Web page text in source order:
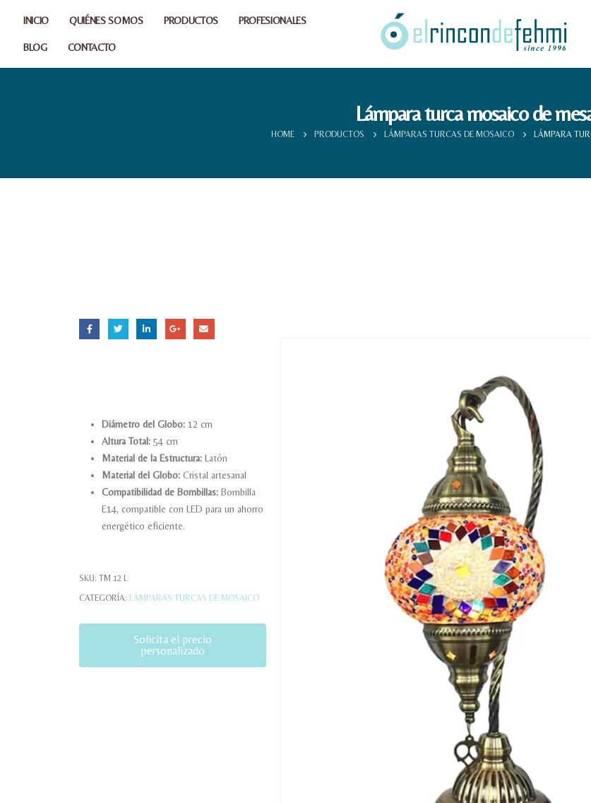
INICIO QUIÉNES SOMOS PRODUCTOS PROFESIONALES
BLOG CONTACTO
Lámpara turca mosaico de
HOME PRODUCTOS LÁMPARAS TURCAS DE MOSAICO LÁMPARA
Diámetro del Globo: 12 cm
Altura Total: 54 cm
Material de la Estructura: Latón
Material del Globo: Cristal artesanal
Compatibilidad de Bombillas: Bombilla
E14, compatible con LED para un ahorro
energético eficiente.
SKU: TM 12 L
CATEGORÍA: LÁMPARAS TURCAS DE MOSAICO
Solicita el precio
personalizado